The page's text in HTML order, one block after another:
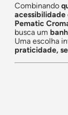
Combinando
acessibilidade
Pematic
busca um
Uma escolha
praticidade,